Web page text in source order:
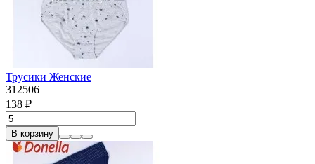
Трусики Женские
312506
138 ₽
В корзину